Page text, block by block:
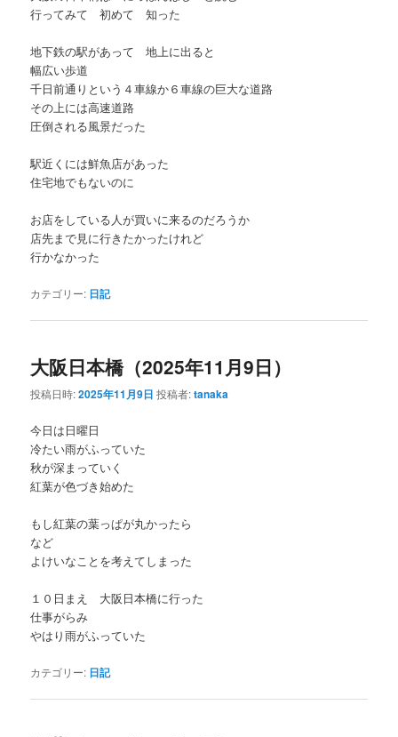
行ってみて 初めて 知った
地下鉄の駅があって 地上に出ると
幅広い歩道
千日前通りという４車線か６車線の巨大な道路
その上には高速道路
圧倒される風景だった
駅近くには鮮魚店があった
住宅地でもないのに
お店をしている人が買いに来るのだろうか
店先まで見に行きたかったけれど
行かなかった
カテゴリー: 日記
大阪日本橋（2025年11月9日）
投稿日時:2025年11月9日 投稿者:tanaka
今日は日曜日
冷たい雨がふっていた
秋が深まっていく
紅葉が色づき始めた
もし紅葉の葉っぱが丸かったら
など
よけいなことを考えてしまった
１０日まえ 大阪日本橋に行った
仕事がらみ
やはり雨がふっていた
カテゴリー: 日記